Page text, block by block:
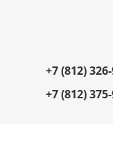
+7 (812)
+7 (812)